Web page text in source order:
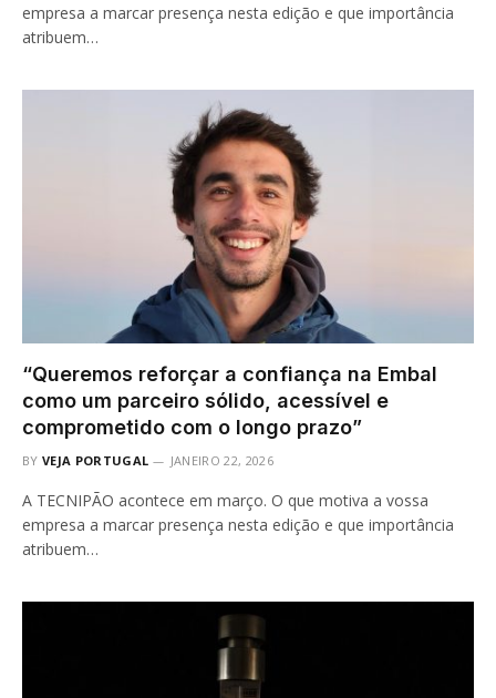
empresa a marcar presença nesta edição e que importância
atribuem…
“Queremos reforçar a confiança na Embal
como um parceiro sólido, acessível e
comprometido com o longo prazo”
BY VEJA PORTUGAL JANEIRO 22, 2026
A TECNIPÃO acontece em março. O que motiva a vossa
empresa a marcar presença nesta edição e que importância
atribuem…